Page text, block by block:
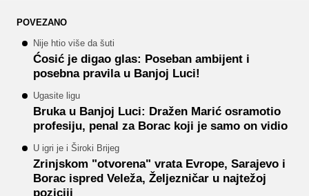
POVEZANO
Nije htio više da šuti
Ćosić je digao glas: Poseban ambijent i
posebna pravila u Banjoj Luci!
Ugasite ligu
Bruka u Banjoj Luci: Dražen Marić osramotio
profesiju, penal za Borac koji je samo on vidio
U igri je i Široki Brijeg
Zrinjskom "otvorena" vrata Evrope, Sarajevo i
Borac ispred Veleža, Željezničar u najtežoj
poziciji